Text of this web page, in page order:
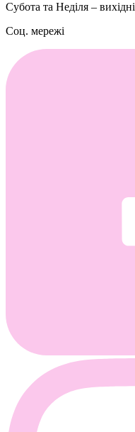
Субота та Неділя – вихідні
Соц. мережі